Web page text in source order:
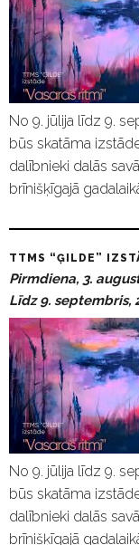
No 9. jūlija līdz 9.
būs skatāma izstāde
dalībnieki dalās
brīnišķīgajā
TTMS “ĢILDE”
Pirmdiena, 3.
Līdz 9. septembris,
No 9. jūlija līdz 9.
būs skatāma izstāde
dalībnieki dalās
brīnišķīgajā